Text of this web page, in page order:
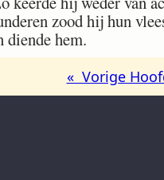
zood hij hun
diende hem.
« Vorige